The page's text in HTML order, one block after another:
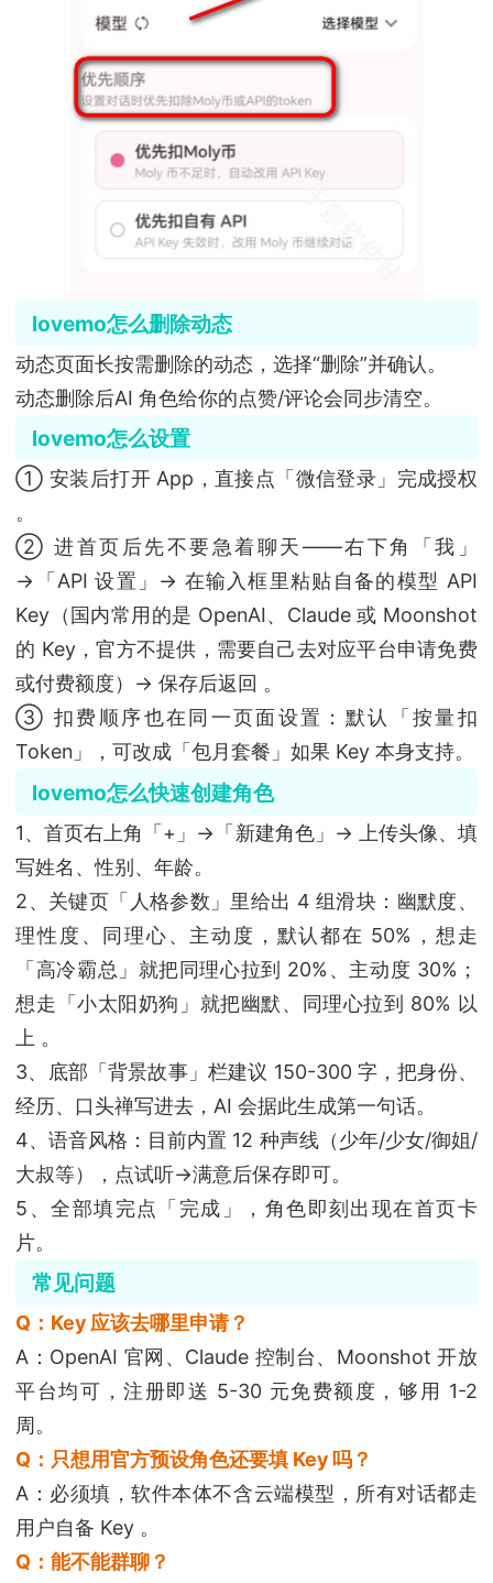
lovemo怎么删除动态
动态页面长按需删除的动态，选择“删除”并确认。
动态删除后AI 角色给你的点赞/评论会同步清空。
lovemo怎么设置
① 安装后打开 App，直接点「微信登录」完成授权
。
② 进首页后先不要急着聊天——右下角「我」
→「API 设置」→ 在输入框里粘贴自备的模型 API
Key（国内常用的是 OpenAI、Claude 或 Moonshot
的 Key，官方不提供，需要自己去对应平台申请免费
或付费额度）→ 保存后返回 。
③ 扣费顺序也在同一页面设置：默认「按量扣
Token」，可改成「包月套餐」如果 Key 本身支持。
lovemo怎么快速创建角色
1、首页右上角「+」→「新建角色」→ 上传头像、填
写姓名、性别、年龄。
2、关键页「人格参数」里给出 4 组滑块：幽默度、
理性度、同理心、主动度，默认都在 50%，想走
「高冷霸总」就把同理心拉到 20%、主动度 30%；
想走「小太阳奶狗」就把幽默、同理心拉到 80% 以
上 。
3、底部「背景故事」栏建议 150-300 字，把身份、
经历、口头禅写进去，AI 会据此生成第一句话。
4、语音风格：目前内置 12 种声线（少年/少女/御姐/
大叔等），点试听→满意后保存即可。
5、全部填完点「完成」，角色即刻出现在首页卡
片。
常见问题
Q：Key 应该去哪里申请？
A：OpenAI 官网、Claude 控制台、Moonshot 开放
平台均可，注册即送 5-30 元免费额度，够用 1-2
周。
Q：只想用官方预设角色还要填 Key 吗？
A：必须填，软件本体不含云端模型，所有对话都走
用户自备 Key 。
Q：能不能群聊？